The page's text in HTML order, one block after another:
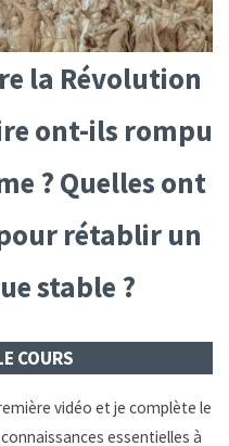
la Révolution
ont-ils rompu
? Quelles ont
rétablir un
stable ?
COURS
vidéo et je complète le
essentielles à